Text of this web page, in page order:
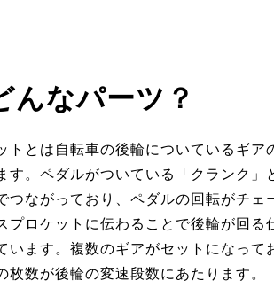
んなパーツ？
トとは自転車の後輪についているギア
す。ペダルがついている「クランク」
つながっており、ペダルの回転がチェ
プロケットに伝わることで後輪が回る
います。複数のギアがセットになって
枚数が後輪の変速段数にあたります。